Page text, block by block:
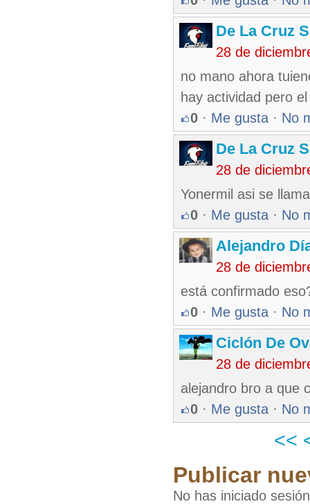
De La Cruz
28 de
no mano ahora
hay actividad pero
0 · Me gusta · No
De La Cruz
28 de
Yonermil asi se
0 · Me gusta · No
Alejandro
28 de
está confirmado
0 · Me gusta · No
Ciclón De
28 de
alejandro bro a que
0 · Me gusta · No
<<
Publicar
No has iniciado